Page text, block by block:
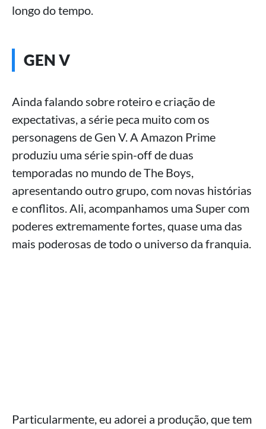
longo do tempo.
GEN V
Ainda falando sobre roteiro e criação de
expectativas, a série peca muito com os
personagens de Gen V. A Amazon Prime
produziu uma série spin-off de duas
temporadas no mundo de The Boys,
apresentando outro grupo, com novas histórias
e conflitos. Ali, acompanhamos uma Super com
poderes extremamente fortes, quase uma das
mais poderosas de todo o universo da franquia.
Particularmente, eu adorei a produção, que tem